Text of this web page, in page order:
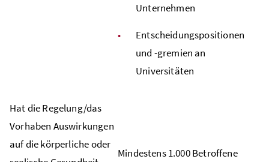
Unternehmen
Entscheidungspositionen
und -gremien an
Universitäten
Hat die Regelung/das
Vorhaben Auswirkungen
auf die körperliche oder
Mindestens 1.000 Betroffene